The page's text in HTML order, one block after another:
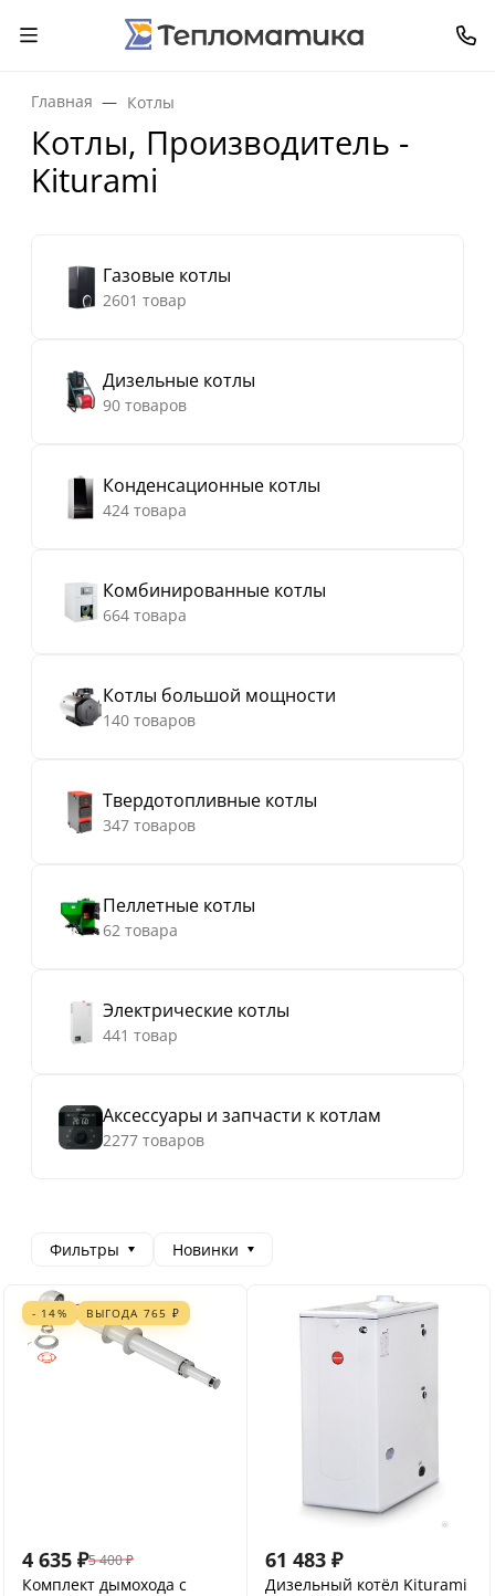
Главная Котлы
Котлы, Производитель -
Kiturami
Газовые котлы
2601 товар
Дизельные котлы
90 товаров
Конденсационные котлы
424 товара
Комбинированные котлы
664 товара
Котлы большой мощности
140 товаров
Твердотопливные котлы
347 товаров
Пеллетные котлы
62 товара
Электрические котлы
441 товар
Аксессуары и запчасти к котлам
2277 товаров
Фильтры Новинки
- 14% ВЫГОДА 765 ₽
4 635 ₽5 400 ₽
Комплект дымохода с
61 483 ₽
Дизельный котёл Kiturami